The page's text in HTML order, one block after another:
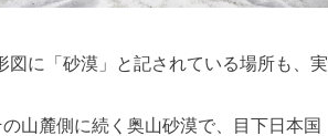
に「砂漠」と記されている場所も、実
山麓側に続く奥山砂漠で、目下日本国